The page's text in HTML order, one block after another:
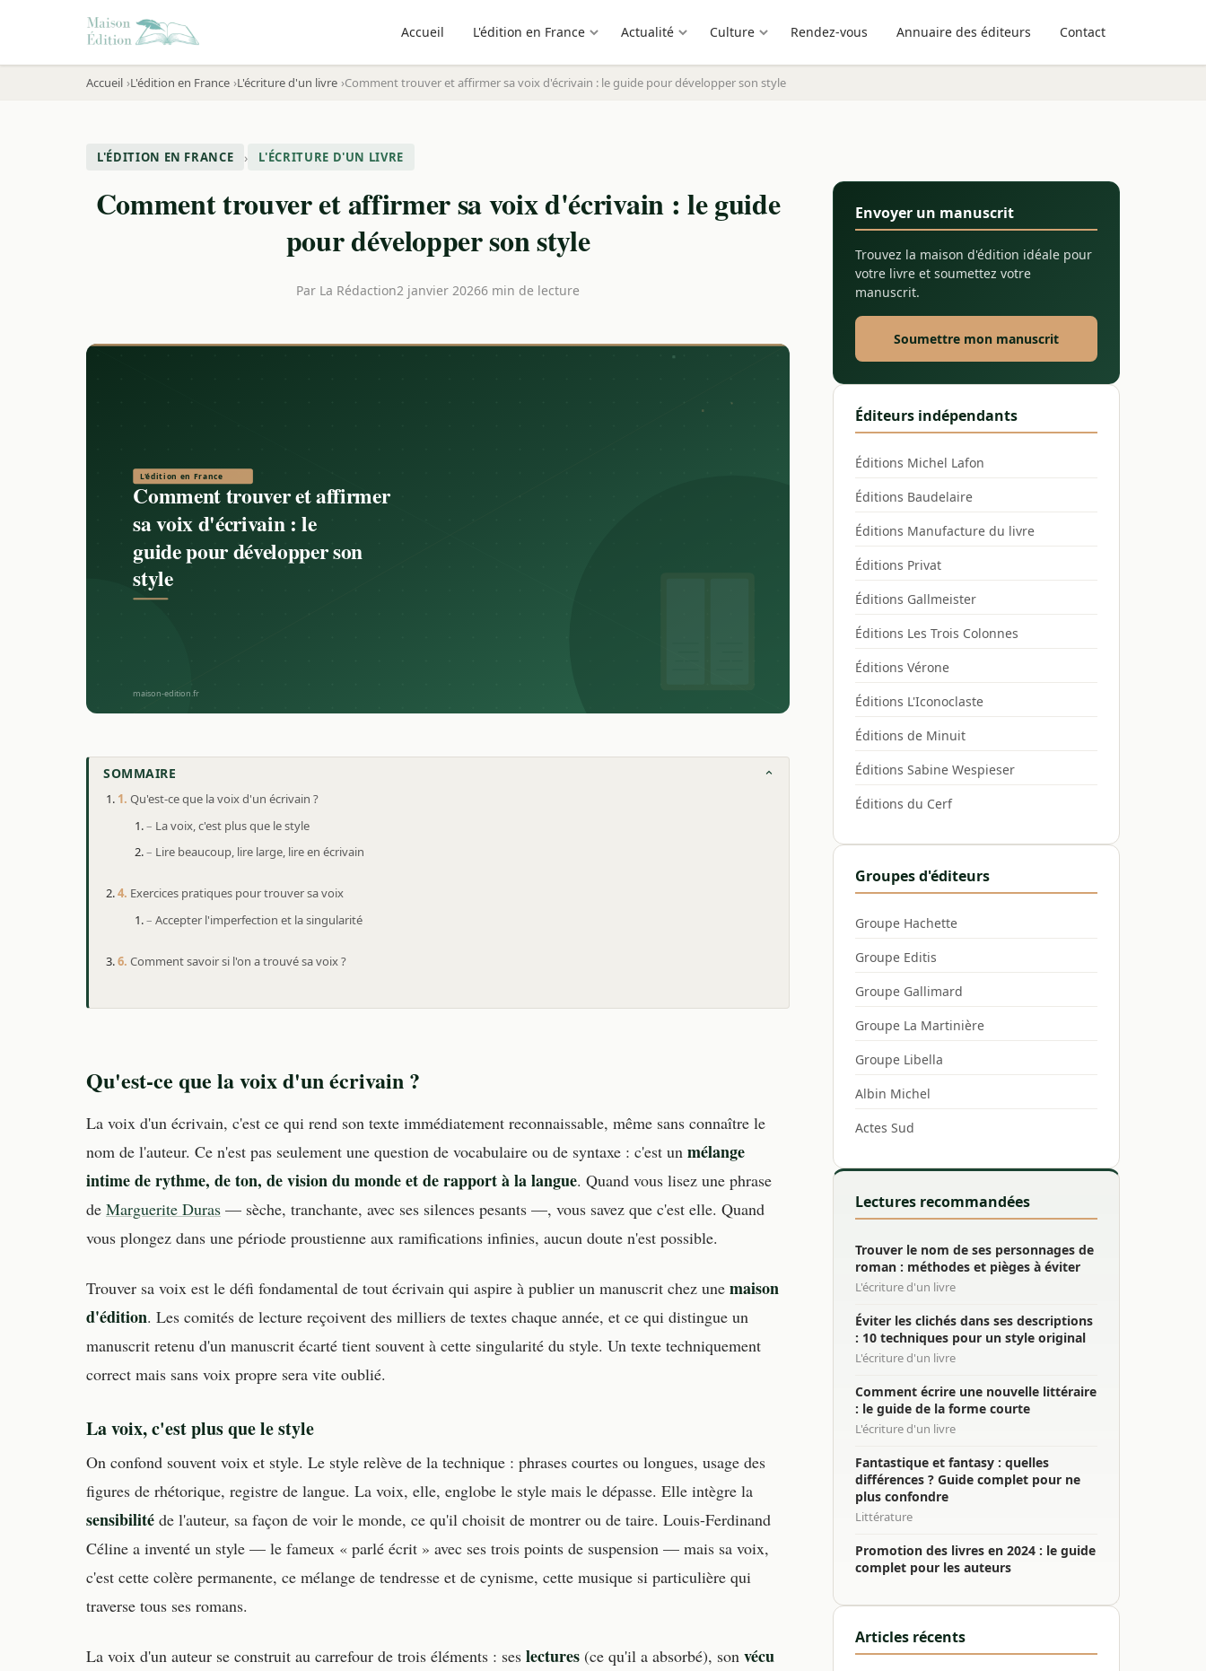
Accueil L'édition en France Actualité Culture Rendez-vous Annuaire des éditeurs Contact
Accueil L'édition en France L'écriture d'un livre Comment trouver et affirmer sa voix d'écrivain : le guide pour développer son style
L'ÉDITION EN FRANCE › L'ÉCRITURE D'UN LIVRE
Comment trouver et affirmer sa voix d'écrivain : le guide
pour développer son style
Par La Rédaction2 janvier 20266 min de lecture
SOMMAIRE
Qu'est-ce que la voix d'un écrivain ?
La voix, c'est plus que le style
Lire beaucoup, lire large, lire en écrivain
Exercices pratiques pour trouver sa voix
Accepter l'imperfection et la singularité
Comment savoir si l'on a trouvé sa voix ?
Qu'est-ce que la voix d'un écrivain ?
La voix d'un écrivain, c'est ce qui rend son texte immédiatement reconnaissable, même sans connaître le
nom de l'auteur. Ce n'est pas seulement une question de vocabulaire ou de syntaxe : c'est un mélange
intime de rythme, de ton, de vision du monde et de rapport à la langue. Quand vous lisez une phrase
de Marguerite Duras — sèche, tranchante, avec ses silences pesants —, vous savez que c'est elle. Quand
vous plongez dans une période proustienne aux ramifications infinies, aucun doute n'est possible.
Trouver sa voix est le défi fondamental de tout écrivain qui aspire à publier un manuscrit chez une maison
d'édition. Les comités de lecture reçoivent des milliers de textes chaque année, et ce qui distingue un
manuscrit retenu d'un manuscrit écarté tient souvent à cette singularité du style. Un texte techniquement
correct mais sans voix propre sera vite oublié.
La voix, c'est plus que le style
On confond souvent voix et style. Le style relève de la technique : phrases courtes ou longues, usage des
figures de rhétorique, registre de langue. La voix, elle, englobe le style mais le dépasse. Elle intègre la
sensibilité de l'auteur, sa façon de voir le monde, ce qu'il choisit de montrer ou de taire. Louis-Ferdinand
Céline a inventé un style — le fameux « parlé écrit » avec ses trois points de suspension — mais sa voix,
c'est cette colère permanente, ce mélange de tendresse et de cynisme, cette musique si particulière qui
traverse tous ses romans.
La voix d'un auteur se construit au carrefour de trois éléments : ses lectures (ce qu'il a absorbé), son vécu
Envoyer un manuscrit
Trouvez la maison d'édition idéale pour
votre livre et soumettez votre
manuscrit.
Soumettre mon manuscrit
Éditeurs indépendants
Éditions Michel Lafon
Éditions Baudelaire
Éditions Manufacture du livre
Éditions Privat
Éditions Gallmeister
Éditions Les Trois Colonnes
Éditions Vérone
Éditions L'Iconoclaste
Éditions de Minuit
Éditions Sabine Wespieser
Éditions du Cerf
Groupes d'éditeurs
Groupe Hachette
Groupe Editis
Groupe Gallimard
Groupe La Martinière
Groupe Libella
Albin Michel
Actes Sud
Lectures recommandées
Trouver le nom de ses personnages de
roman : méthodes et pièges à éviter
L'écriture d'un livre
Éviter les clichés dans ses descriptions
: 10 techniques pour un style original
L'écriture d'un livre
Comment écrire une nouvelle littéraire
: le guide de la forme courte
L'écriture d'un livre
Fantastique et fantasy : quelles
différences ? Guide complet pour ne
plus confondre
Littérature
Promotion des livres en 2024 : le guide
complet pour les auteurs
Articles récents